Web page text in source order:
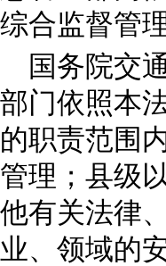
综合监督管理
国务院交
部门依照本
的职责范围
管理；县级
他有关法律
业、领域的